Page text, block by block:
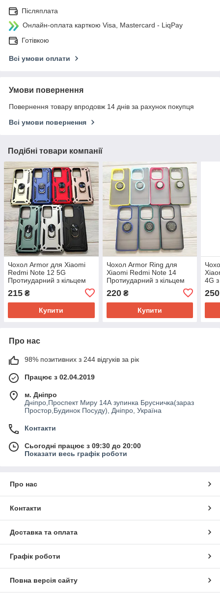
Післяплата
Онлайн-оплата карткою Visa, Mastercard - LiqPay
Готівкою
Всі умови оплати
Умови повернення
Повернення товару впродовж 14 днів за рахунок покупця
Всі умови повернення
Подібні товари компанії
Чохол Armor для Xiaomi
Redmi Note 12 5G
Протиударний з кільцем
215 ₴
Купити
Чохол Armor Ring для
Xiaomi Redmi Note 14
Протиударний з кільцем
220₴
Купити
4G з
250
Про нас
98% позитивних з 244 відгуків за рік
Працює з 02.04.2019
м. Дніпро
Дніпро,Проспект Миру 14А зупинка Брусничка(зараз
Простор,Будинок Посуду), Дніпро, Україна
Контакти
Сьогодні працює з 09:30 до 20:00
Показати весь графік роботи
Про нас
Контакти
Доставка та оплата
Графік роботи
Повна версія сайту